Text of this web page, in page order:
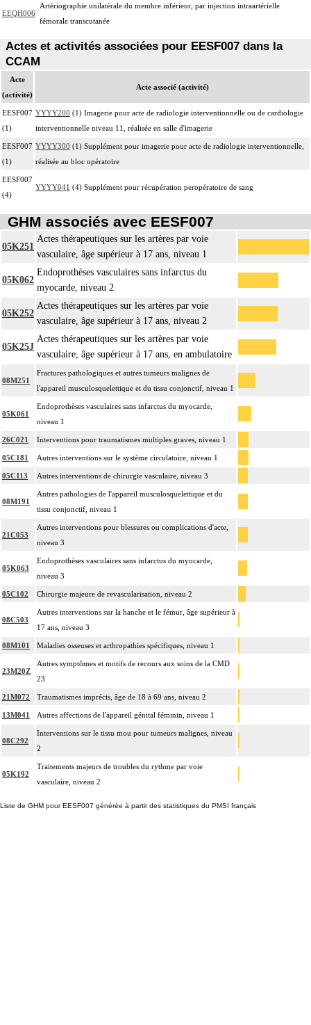
EEQH006
Artériographie unilatérale du membre inférieur, par injection intraartérielle
fémorale transcutanée
Actes et activités associées pour EESF007 dans la
CCAM
Acte
(activité)
Acte associé (activité)
EESF007
(1)
YYYY200 (1) Imagerie pour acte de radiologie interventionnelle ou de cardiologie
interventionnelle niveau 11, réalisée en salle d'imagerie
EESF007
(1)
YYYY300 (1) Supplément pour imagerie pour acte de radiologie interventionnelle,
réalisée au bloc opératoire
EESF007
(4)
YYYY041 (4) Supplément pour récupération peropératoire de sang
GHM associés avec EESF007
05K251
Actes thérapeutiques sur les artères par voie
vasculaire, âge supérieur à 17 ans, niveau 1
05K062
Endoprothèses vasculaires sans infarctus du
myocarde, niveau 2
05K252
Actes thérapeutiques sur les artères par voie
vasculaire, âge supérieur à 17 ans, niveau 2
05K25J
Actes thérapeutiques sur les artères par voie
vasculaire, âge supérieur à 17 ans, en ambulatoire
08M251
Fractures pathologiques et autres tumeurs malignes de
l'appareil musculosquelettique et du tissu conjonctif, niveau 1
05K061
Endoprothèses vasculaires sans infarctus du myocarde,
niveau 1
26C021 Interventions pour traumatismes multiples graves, niveau 1
05C181 Autres interventions sur le système circulatoire, niveau 1
05C113 Autres interventions de chirurgie vasculaire, niveau 3
08M191
Autres pathologies de l'appareil musculosquelettique et du
tissu conjonctif, niveau 1
21C053
Autres interventions pour blessures ou complications d'acte,
niveau 3
05K063
Endoprothèses vasculaires sans infarctus du myocarde,
niveau 3
05C102 Chirurgie majeure de revascularisation, niveau 2
08C503
Autres interventions sur la hanche et le fémur, âge supérieur à
17 ans, niveau 3
08M101 Maladies osseuses et arthropathies spécifiques, niveau 1
23M20Z
Autres symptômes et motifs de recours aux soins de la CMD
23
21M072 Traumatismes imprécis, âge de 18 à 69 ans, niveau 2
13M041 Autres affections de l'appareil génital féminin, niveau 1
08C292
Interventions sur le tissu mou pour tumeurs malignes, niveau
2
05K192
Traitements majeurs de troubles du rythme par voie
vasculaire, niveau 2
Liste de GHM pour EESF007 générée à partir des statistiques du PMSI français